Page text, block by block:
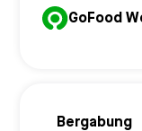
GoFood
Bergabung